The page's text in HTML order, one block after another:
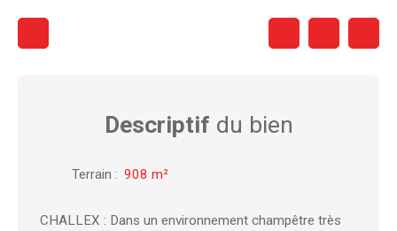
Descriptif du bien
Terrain : 908 m²
CHALLEX : Dans un environnement champêtre très